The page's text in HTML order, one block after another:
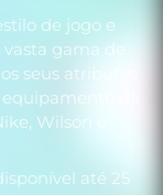
de jogo e
gama de
seus atributos
da
Wilson e
até 25